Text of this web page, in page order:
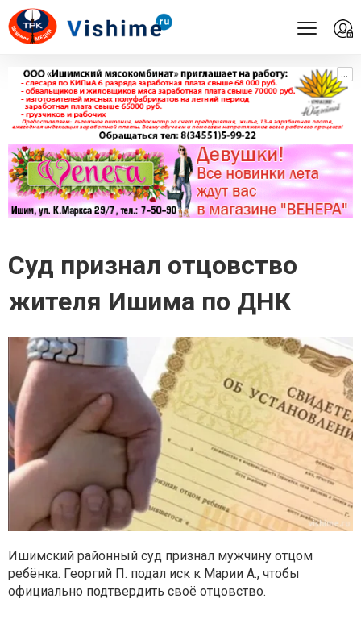
...
...
Суд признал отцовство
жителя Ишима по ДНК
Ишимский районный суд признал мужчину отцом
ребёнка. Георгий П. подал иск к Марии А., чтобы
официально подтвердить своё отцовство.